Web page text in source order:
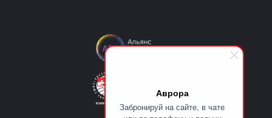
Аврора
Забронируй на сайте, в чате